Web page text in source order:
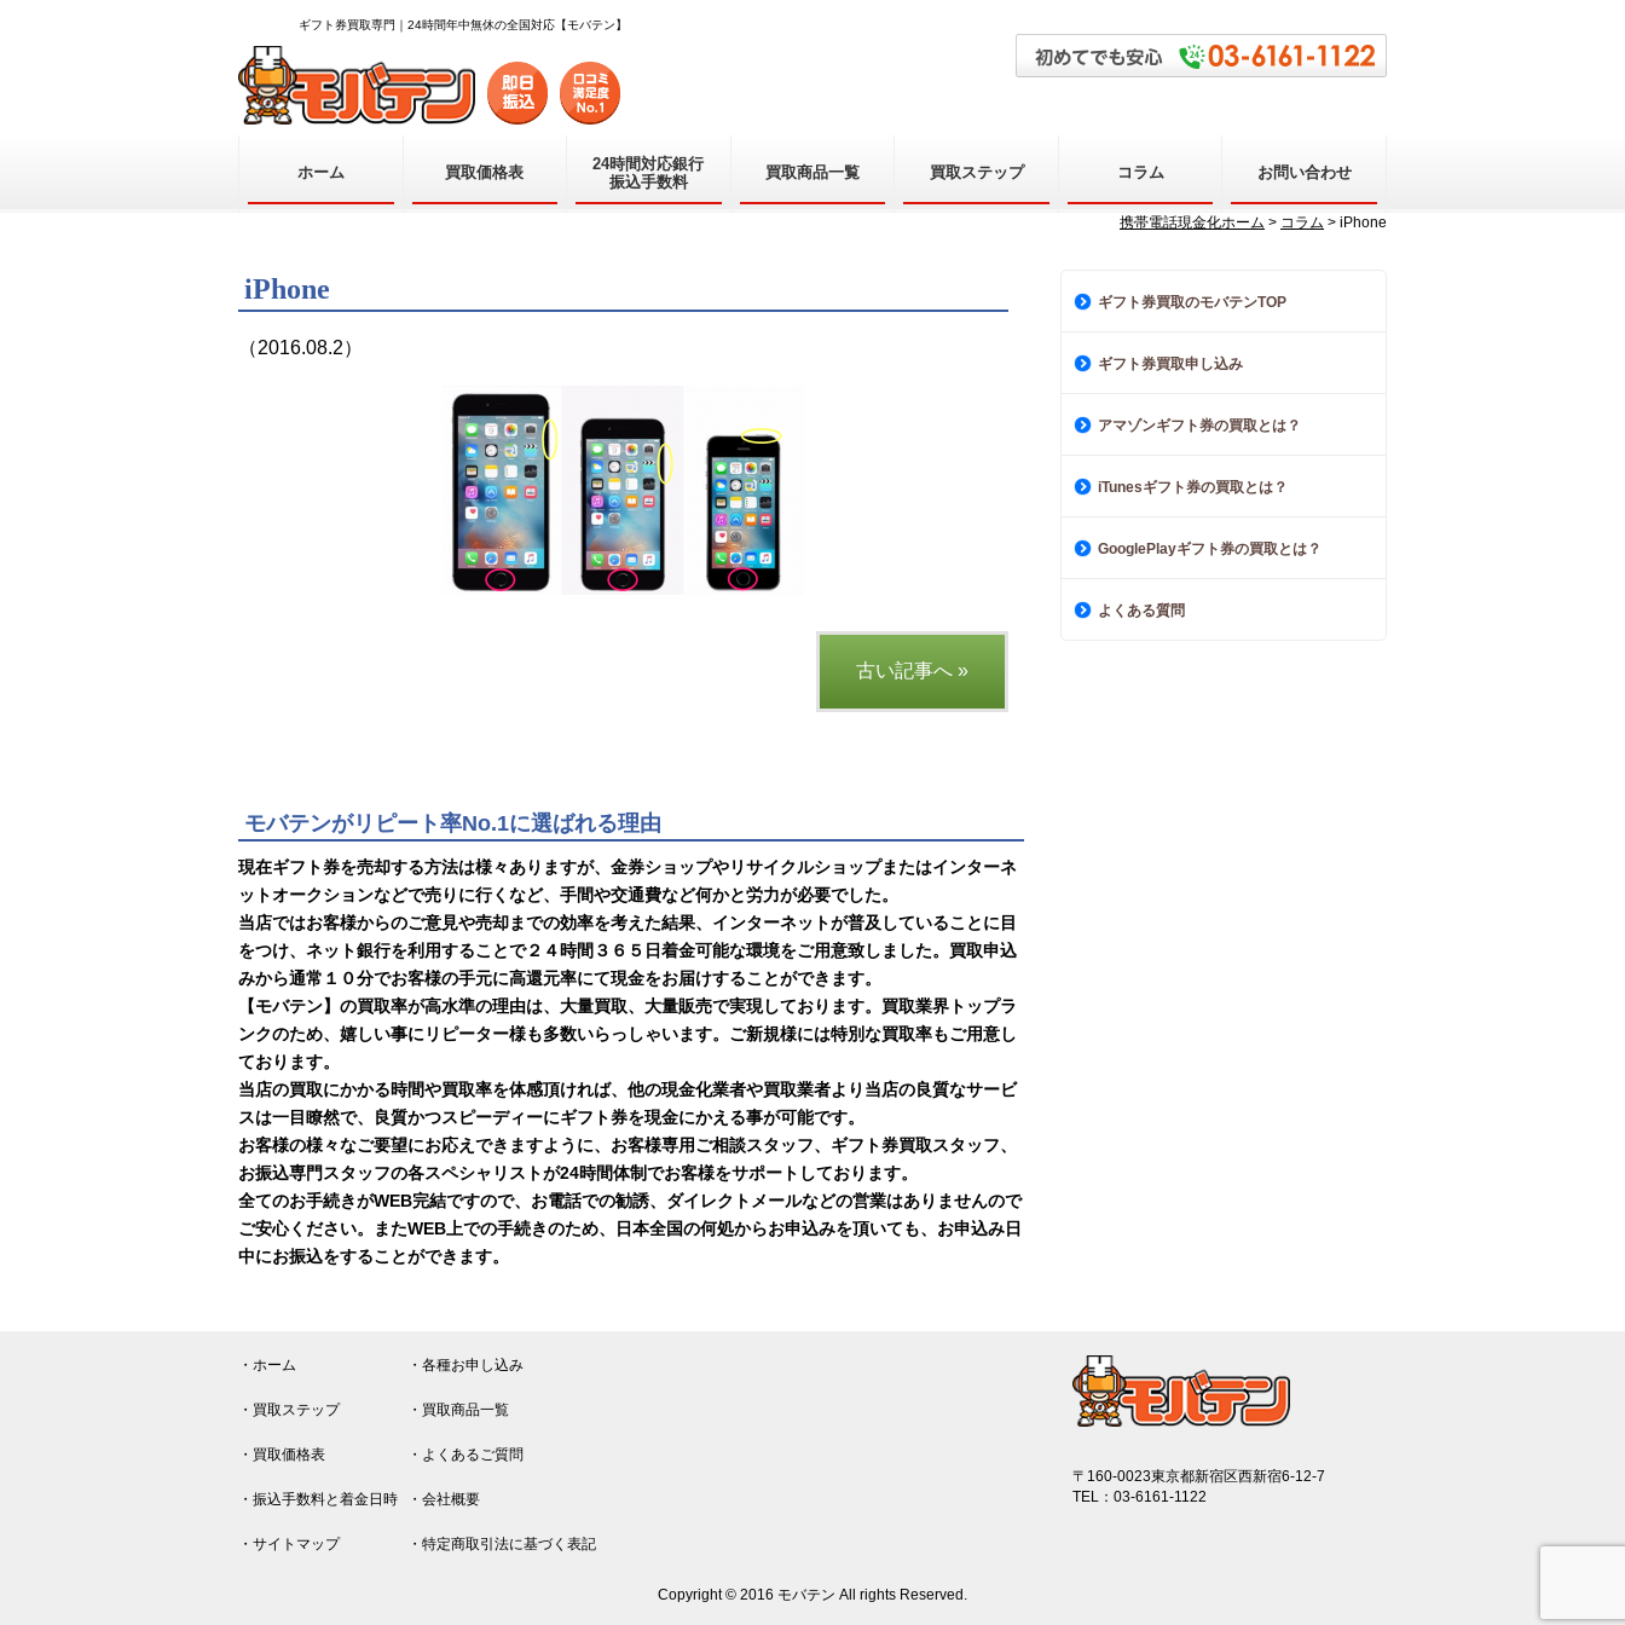
ギフト券買取専門｜24時間年中無休の全国対応【モバテン】
ホーム 買取価格表
24時間対応銀行
振込手数料
買取商品一覧 買取ステップ コラム お問い合わせ
携帯電話現金化ホーム > コラム > iPhone
iPhone
（2016.08.2）
古い記事へ »
ギフト券買取のモバテンTOP
ギフト券買取申し込み
アマゾンギフト券の買取とは？
iTunesギフト券の買取とは？
GooglePlayギフト券の買取とは？
よくある質問
モバテンがリピート率No.1に選ばれる理由
現在ギフト券を売却する方法は様々ありますが、金券ショップやリサイクルショップまたはインターネ
ットオークションなどで売りに行くなど、手間や交通費など何かと労力が必要でした。
当店ではお客様からのご意見や売却までの効率を考えた結果、インターネットが普及していることに目
をつけ、ネット銀行を利用することで２４時間３６５日着金可能な環境をご用意致しました。買取申込
みから通常１０分でお客様の手元に高還元率にて現金をお届けすることができます。
【モバテン】の買取率が高水準の理由は、大量買取、大量販売で実現しております。買取業界トップラ
ンクのため、嬉しい事にリピーター様も多数いらっしゃいます。ご新規様には特別な買取率もご用意し
ております。
当店の買取にかかる時間や買取率を体感頂ければ、他の現金化業者や買取業者より当店の良質なサービ
スは一目瞭然で、良質かつスピーディーにギフト券を現金にかえる事が可能です。
お客様の様々なご要望にお応えできますように、お客様専用ご相談スタッフ、ギフト券買取スタッフ、
お振込専門スタッフの各スペシャリストが24時間体制でお客様をサポートしております。
全てのお手続きがWEB完結ですので、お電話での勧誘、ダイレクトメールなどの営業はありませんので
ご安心ください。またWEB上での手続きのため、日本全国の何処からお申込みを頂いても、お申込み日
中にお振込をすることができます。
・ホーム
・買取ステップ
・買取価格表
・振込手数料と着金日時
・サイトマップ
・各種お申し込み
・買取商品一覧
・よくあるご質問
・会社概要
・特定商取引法に基づく表記
〒160-0023東京都新宿区西新宿6-12-7
TEL：03-6161-1122
Copyright © 2016 モバテン All rights Reserved.